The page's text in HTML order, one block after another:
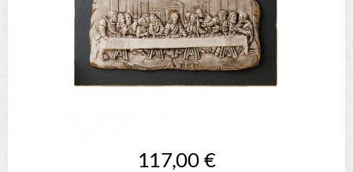
117,00 €